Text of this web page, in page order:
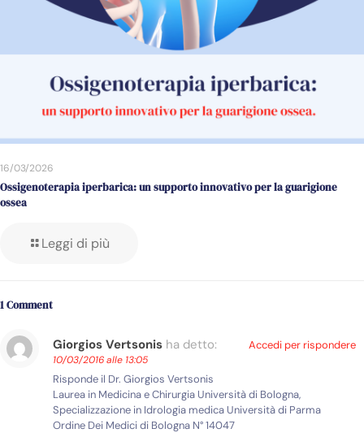
16/03/2026
Ossigenoterapia iperbarica: un supporto innovativo per la guarigione
ossea
Leggi di più
1 Comment
Giorgios Vertsonis ha detto:
10/03/2016 alle 13:05
Risponde il Dr. Giorgios Vertsonis
Laurea in Medicina e Chirurgia Università di Bologna,
Specializzazione in Idrologia medica Università di Parma
Ordine Dei Medici di Bologna N° 14047
Accedi per rispondere